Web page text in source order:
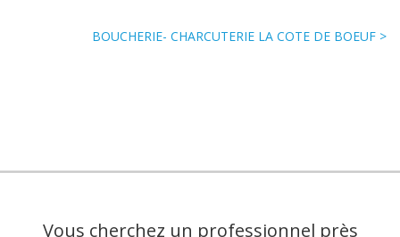
BOUCHERIE- CHARCUTERIE LA COTE DE BOEUF >
Vous cherchez un professionnel près